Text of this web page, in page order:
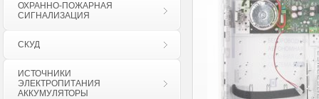
ОХРАННО-ПОЖАРНАЯ
СИГНАЛИЗАЦИЯ
СКУД
ИСТОЧНИКИ
ЭЛЕКТРОПИТАНИЯ
АККУМУЛЯТОРЫ